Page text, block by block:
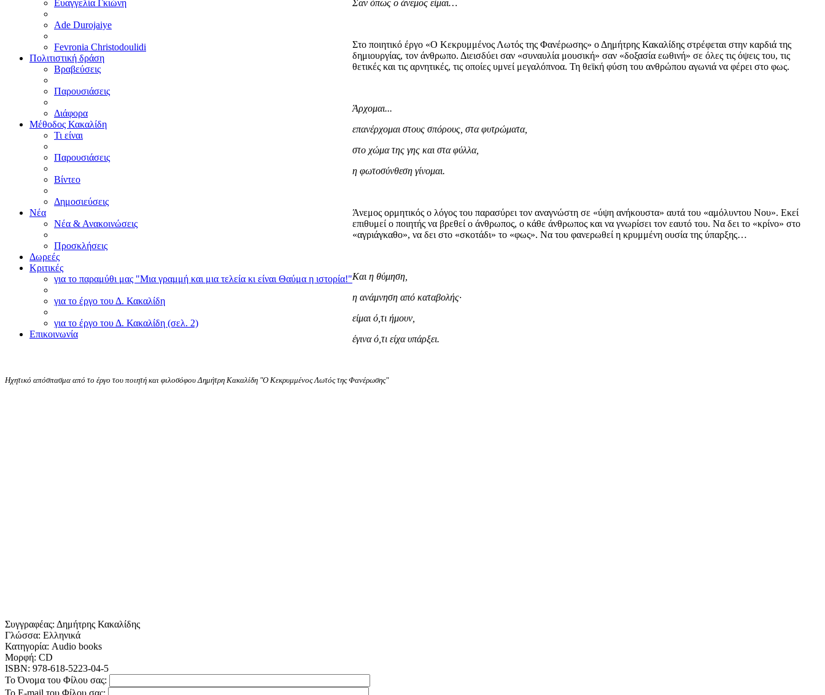
Ευαγγελία Γκιώνη
Ade Durojaiye
Fevronia Christodoulidi
Πολιτιστική δράση
Βραβεύσεις
Παρουσιάσεις
Διάφορα
Μέθοδος Κακαλίδη
Τι είναι
Παρουσιάσεις
Βίντεο
Δημοσιεύσεις
Νέα
Νέα & Ανακοινώσεις
Προσκλήσεις
Δωρεές
Κριτικές
για το παραμύθι μας "Μια γραμμή και μια τελεία κι είναι Θαύμα η ιστορία!"
για το έργο του Δ. Κακαλίδη
για το έργο του Δ. Κακαλίδη (σελ. 2)
Επικοινωνία
Σαν όπως ο άνεμος είμαι…
Στο ποιητικό έργο «Ο Κεκρυμμένος Λωτός της Φανέρωσης» ο Δημήτρης Κακαλίδης στρέφεται στην καρδιά της
δημιουργίας, τον άνθρωπο. Διεισδύει σαν «συναυλία μουσική» σαν «δοξασία εωθινή» σε όλες τις όψεις του, τις
θετικές και τις αρνητικές, τις οποίες υμνεί μεγαλόπνοα. Τη θεϊκή φύση του ανθρώπου αγωνιά να φέρει στο φως.
Άρχομαι...
επανέρχομαι στους σπόρους, στα φυτρώματα,
στο χώμα της γης και στα φύλλα,
η φωτοσύνθεση γίνομαι.
Άνεμος ορμητικός ο λόγος του παρασύρει τον αναγνώστη σε «ύψη ανήκουστα» αυτά του «αμόλυντου Νου». Εκεί
επιθυμεί ο ποιητής να βρεθεί ο άνθρωπος, ο κάθε άνθρωπος και να γνωρίσει τον εαυτό του. Να δει το «κρίνο» στο
«αγριάγκαθο», να δει στο «σκοτάδι» το «φως». Να του φανερωθεί η κρυμμένη ουσία της ύπαρξης…
Και η θύμηση,
η ανάμνηση από καταβολής∙
είμαι ό,τι ήμουν,
έγινα ό,τι είχα υπάρξει.
Ηχητικό απόσπασμα από το έργο του ποιητή και φιλοσόφου Δημήτρη Κακαλίδη "Ο Κεκρυμμένος Λωτός της Φανέρωσης"
Συγγραφέας: Δημήτρης Κακαλίδης
Γλώσσα: Ελληνικά
Κατηγορία: Audio books
Μορφή: CD
ISBN: 978-618-5223-04-5
Το Όνομα του Φίλου σας:
Το E-mail του Φίλου σας: